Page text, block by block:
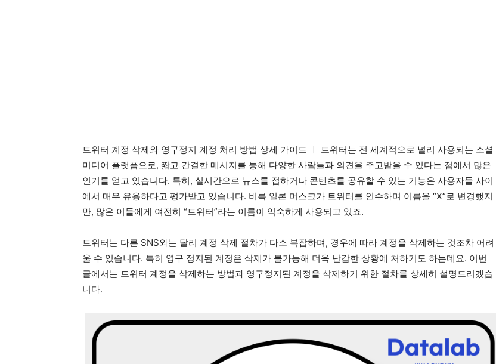
트위터 계정 삭제와 영구정지 계정 처리 방법 상세 가이드 ㅣ 트위터는 전 세계적으로 널리 사용되는 소셜
미디어 플랫폼으로, 짧고 간결한 메시지를 통해 다양한 사람들과 의견을 주고받을 수 있다는 점에서 많은
인기를 얻고 있습니다. 특히, 실시간으로 뉴스를 접하거나 콘텐츠를 공유할 수 있는 기능은 사용자들 사이
에서 매우 유용하다고 평가받고 있습니다. 비록 일론 머스크가 트위터를 인수하며 이름을 “X”로 변경했지
만, 많은 이들에게 여전히 “트위터”라는 이름이 익숙하게 사용되고 있죠.
트위터는 다른 SNS와는 달리 계정 삭제 절차가 다소 복잡하며, 경우에 따라 계정을 삭제하는 것조차 어려
울 수 있습니다. 특히 영구 정지된 계정은 삭제가 불가능해 더욱 난감한 상황에 처하기도 하는데요. 이번
글에서는 트위터 계정을 삭제하는 방법과 영구정지된 계정을 삭제하기 위한 절차를 상세히 설명드리겠습
니다.